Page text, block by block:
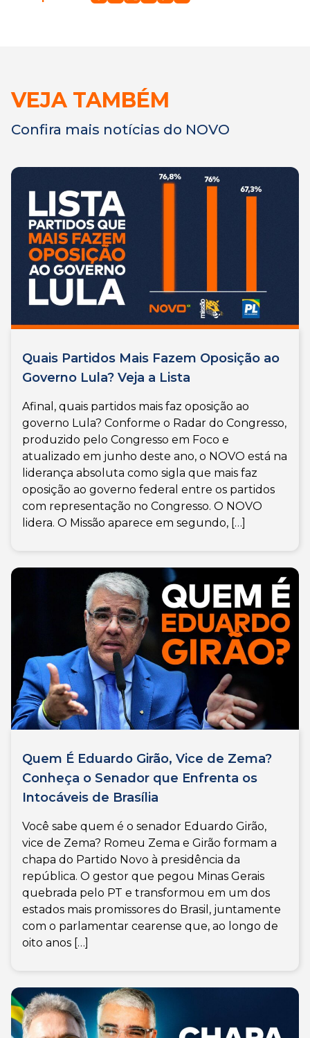
VEJA TAMBÉM
Confira mais notícias do NOVO
Quais Partidos Mais Fazem Oposição ao
Governo Lula? Veja a Lista
Afinal, quais partidos mais faz oposição ao
governo Lula? Conforme o Radar do Congresso,
produzido pelo Congresso em Foco e
atualizado em junho deste ano, o NOVO está na
liderança absoluta como sigla que mais faz
oposição ao governo federal entre os partidos
com representação no Congresso. O NOVO
lidera. O Missão aparece em segundo, […]
Quem É Eduardo Girão, Vice de Zema?
Conheça o Senador que Enfrenta os
Intocáveis de Brasília
Você sabe quem é o senador Eduardo Girão,
vice de Zema? Romeu Zema e Girão formam a
chapa do Partido Novo à presidência da
república. O gestor que pegou Minas Gerais
quebrada pelo PT e transformou em um dos
estados mais promissores do Brasil, juntamente
com o parlamentar cearense que, ao longo de
oito anos […]